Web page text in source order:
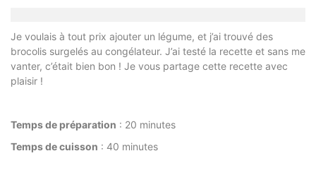
Je voulais à tout prix ajouter un légume, et j’ai trouvé des
brocolis surgelés au congélateur. J’ai testé la recette et sans me
vanter, c’était bien bon ! Je vous partage cette recette avec
plaisir !
Temps de préparation : 20 minutes
Temps de cuisson : 40 minutes